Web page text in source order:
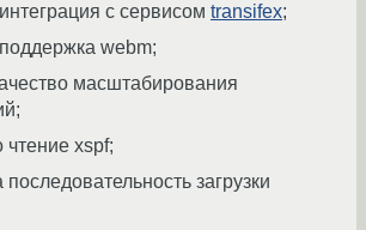
с сервисом transifex;
webm;
масштабирования
чтение xspf;
загрузки